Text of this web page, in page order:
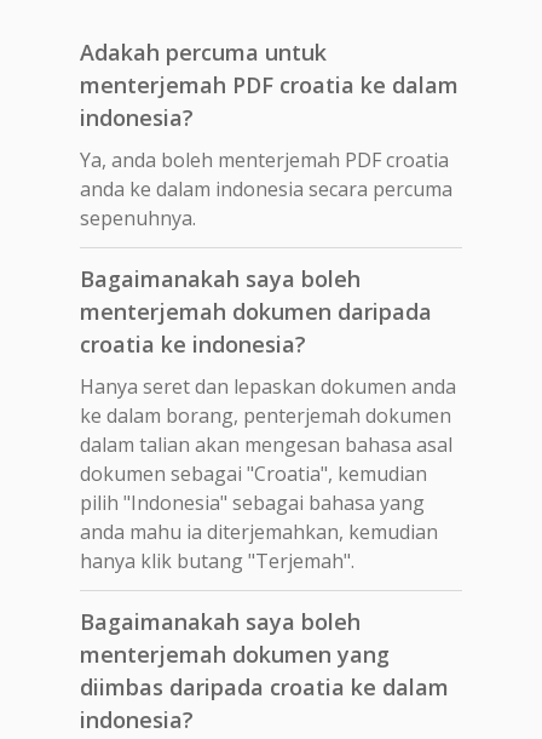
Adakah percuma untuk
menterjemah PDF croatia ke dalam
indonesia?
Ya, anda boleh menterjemah PDF croatia
anda ke dalam indonesia secara percuma
sepenuhnya.
Bagaimanakah saya boleh
menterjemah dokumen daripada
croatia ke indonesia?
Hanya seret dan lepaskan dokumen anda
ke dalam borang, penterjemah dokumen
dalam talian akan mengesan bahasa asal
dokumen sebagai "Croatia", kemudian
pilih "Indonesia" sebagai bahasa yang
anda mahu ia diterjemahkan, kemudian
hanya klik butang "Terjemah".
Bagaimanakah saya boleh
menterjemah dokumen yang
diimbas daripada croatia ke dalam
indonesia?